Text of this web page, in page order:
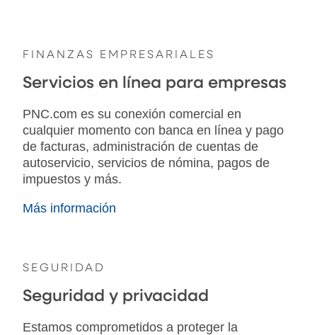
FINANZAS EMPRESARIALES
Servicios en línea para empresas
PNC.com es su conexión comercial en
cualquier momento con banca en línea y pago
de facturas, administración de cuentas de
autoservicio, servicios de nómina, pagos de
impuestos y más.
Más información
SEGURIDAD
Seguridad y privacidad
Estamos comprometidos a proteger la